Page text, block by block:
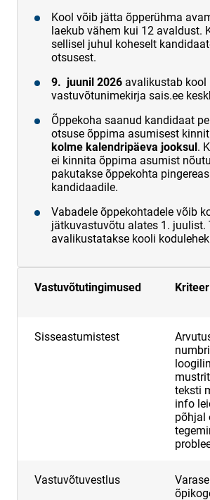
Kool võib jätta õpperühma
laekub vähem kui 12 avaldust.
sellisel juhul koheselt
otsusest.
9. juunil 2026 avalikustab kool
vastuvõtunimekirja sais.ee
Õppekoha saanud kandidaat
otsuse õppima asumisest
kolme kalendripäeva jooksul.
ei kinnita õppima asumist
pakutakse õppekohta
kandidaadile.
Vabadele õppekohtadele võib
jätkuvastuvõtu alates 1. juulist.
avalikustatakse kooli
Vastuvõtutingimused
Sisseastumistest
teksti
info
põhjal
Vastuvõtuvestlus